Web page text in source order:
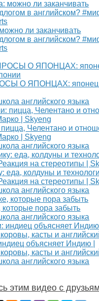
ли заканчивать
в английском?
О ЯПОНЦАХ: японец
английского языка
Челентано и
| Skyeng
английского языка
колдуны и
на стереотипы |
английского языка
пора забыть
английского языка
объясняет Индию |
касты и
английского языка
этим видео с